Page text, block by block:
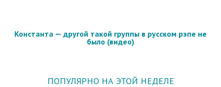
Константа — другой такой группы в русском рэпе не
было (видео)
ПОПУЛЯРНО НА ЭТОЙ НЕДЕЛЕ